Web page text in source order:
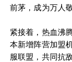
前茅，成为万人
紧接着，热血沸
本新增阵营加盟
服联盟，共同抗